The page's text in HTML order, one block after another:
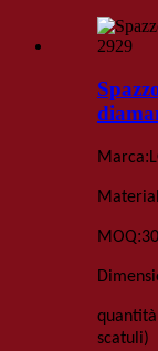
Marca:
MOQ:
scatuli)